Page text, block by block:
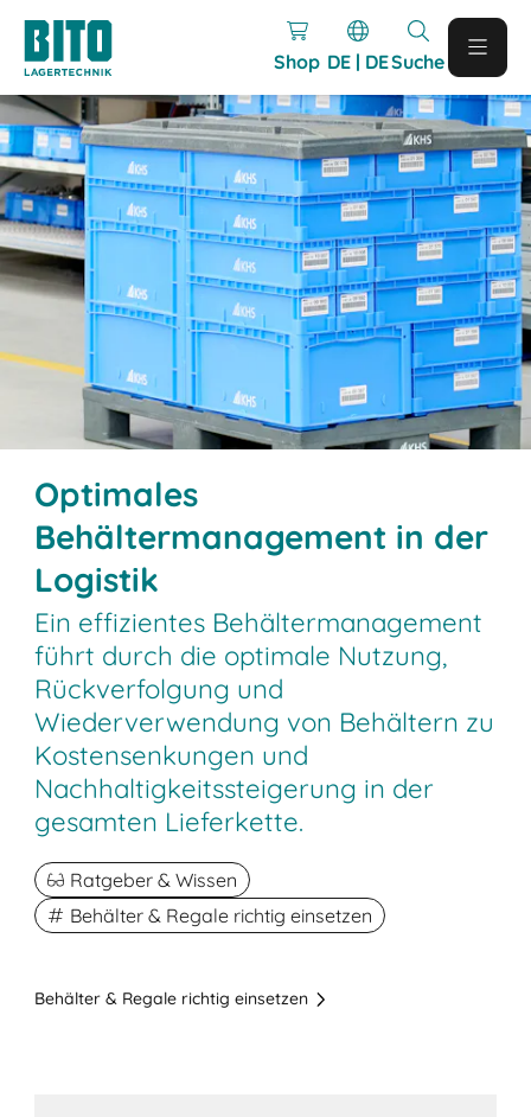
Shop DE | DESuche
Optimales
Behältermanagement in der
Logistik
Ein effizientes Behältermanagement
führt durch die optimale Nutzung,
Rückverfolgung und
Wiederverwendung von Behältern zu
Kostensenkungen und
Nachhaltigkeitssteigerung in der
gesamten Lieferkette.
Ratgeber & Wissen
Behälter & Regale richtig einsetzen
Behälter & Regale richtig einsetzen